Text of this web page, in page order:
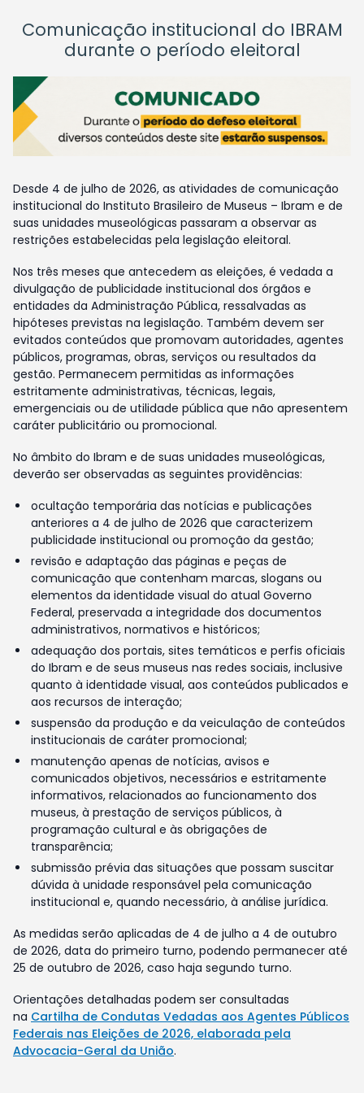
Comunicação institucional do IBRAM
durante o período eleitoral
Desde 4 de julho de 2026, as atividades de comunicação
institucional do Instituto Brasileiro de Museus – Ibram e de
suas unidades museológicas passaram a observar as
restrições estabelecidas pela legislação eleitoral.
Nos três meses que antecedem as eleições, é vedada a
divulgação de publicidade institucional dos órgãos e
entidades da Administração Pública, ressalvadas as
hipóteses previstas na legislação. Também devem ser
evitados conteúdos que promovam autoridades, agentes
públicos, programas, obras, serviços ou resultados da
gestão. Permanecem permitidas as informações
estritamente administrativas, técnicas, legais,
emergenciais ou de utilidade pública que não apresentem
caráter publicitário ou promocional.
No âmbito do Ibram e de suas unidades museológicas,
deverão ser observadas as seguintes providências:
ocultação temporária das notícias e publicações
anteriores a 4 de julho de 2026 que caracterizem
publicidade institucional ou promoção da gestão;
revisão e adaptação das páginas e peças de
comunicação que contenham marcas, slogans ou
elementos da identidade visual do atual Governo
Federal, preservada a integridade dos documentos
administrativos, normativos e históricos;
adequação dos portais, sites temáticos e perfis oficiais
do Ibram e de seus museus nas redes sociais, inclusive
quanto à identidade visual, aos conteúdos publicados e
aos recursos de interação;
suspensão da produção e da veiculação de conteúdos
institucionais de caráter promocional;
manutenção apenas de notícias, avisos e
comunicados objetivos, necessários e estritamente
informativos, relacionados ao funcionamento dos
museus, à prestação de serviços públicos, à
programação cultural e às obrigações de
transparência;
submissão prévia das situações que possam suscitar
dúvida à unidade responsável pela comunicação
institucional e, quando necessário, à análise jurídica.
As medidas serão aplicadas de 4 de julho a 4 de outubro
de 2026, data do primeiro turno, podendo permanecer até
25 de outubro de 2026, caso haja segundo turno.
Orientações detalhadas podem ser consultadas
na Cartilha de Condutas Vedadas aos Agentes Públicos
Federais nas Eleições de 2026, elaborada pela
Advocacia-Geral da União.